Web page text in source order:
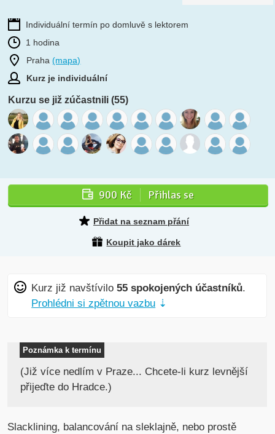
Individuální termín po domluvě s lektorem
1 hodina
Praha(mapa)
Kurz je individuální
Kurzu se již zúčastnili (55)
900 Kč Přihlas se
Přidat na seznam přání
Koupit jako dárek
Kurz již navštívilo55 spokojených účastníků.
Prohlédni si zpětnou vazbu ⇣
Poznámka k termínu
(Již více nedlím v Praze... Chcete-li kurz levnější
přijeďte do Hradce.)
Slacklining, balancování na sleklajně, nebo prostě